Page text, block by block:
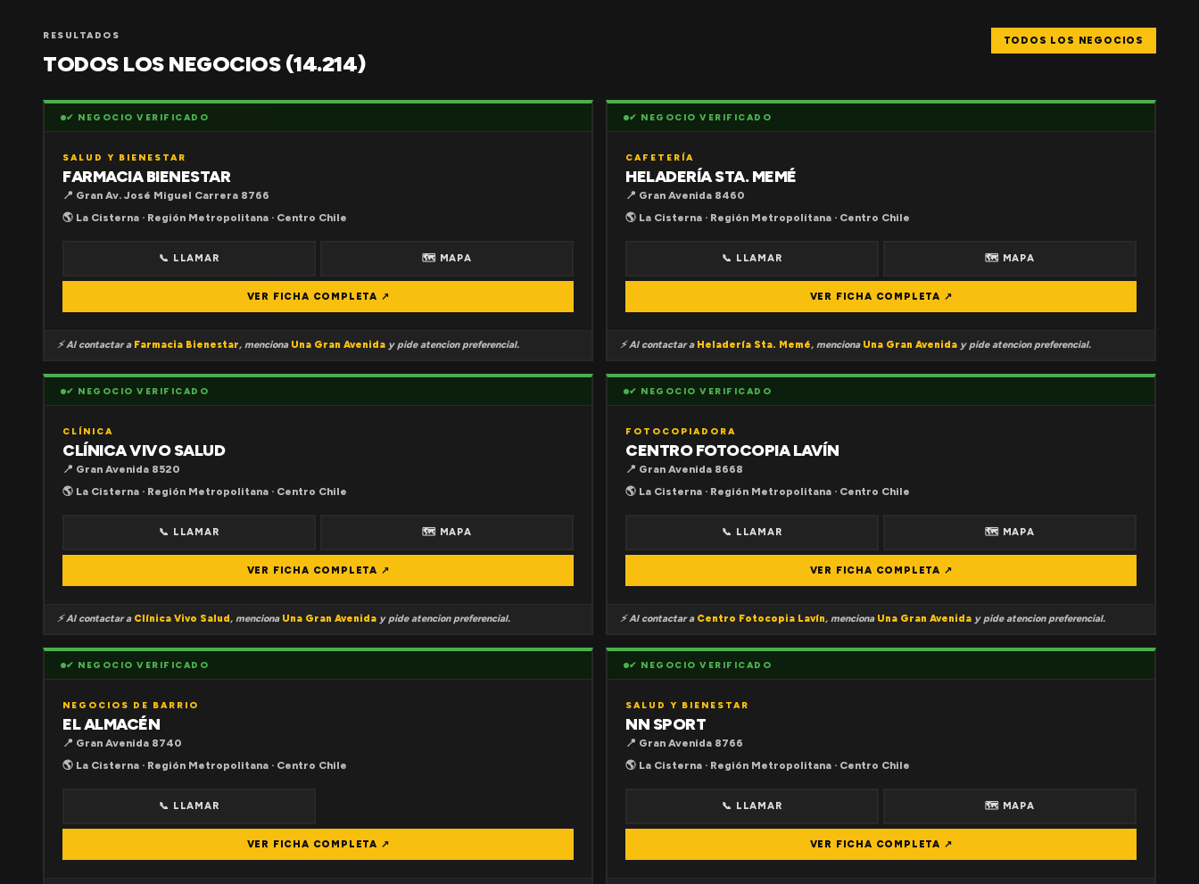
RESULTADOS
TODOS LOS NEGOCIOS (14.214)
TODOS LOS NEGOCIOS
✔ NEGOCIO VERIFICADO
SALUD Y BIENESTAR
FARMACIA BIENESTAR
📍 Gran Av. José Miguel Carrera 8766
🌎 La Cisterna · Región Metropolitana · Centro Chile
📞 LLAMAR 🗺 MAPA
VER FICHA COMPLETA ↗
⚡ Al contactar a Farmacia Bienestar, menciona Una Gran Avenida y pide atencion preferencial.
✔ NEGOCIO VERIFICADO
CAFETERÍA
HELADERÍA STA. MEMÉ
📍 Gran Avenida 8460
🌎 La Cisterna · Región Metropolitana · Centro Chile
📞 LLAMAR 🗺 MAPA
VER FICHA COMPLETA ↗
⚡ Al contactar a Heladería Sta. Memé, menciona Una Gran Avenida y pide atencion preferencial.
✔ NEGOCIO VERIFICADO
CLÍNICA
CLÍNICA VIVO SALUD
📍 Gran Avenida 8520
🌎 La Cisterna · Región Metropolitana · Centro Chile
📞 LLAMAR 🗺 MAPA
VER FICHA COMPLETA ↗
⚡ Al contactar a Clínica Vivo Salud, menciona Una Gran Avenida y pide atencion preferencial.
✔ NEGOCIO VERIFICADO
FOTOCOPIADORA
CENTRO FOTOCOPIA LAVÍN
📍 Gran Avenida 8668
🌎 La Cisterna · Región Metropolitana · Centro Chile
📞 LLAMAR 🗺 MAPA
VER FICHA COMPLETA ↗
⚡ Al contactar a Centro Fotocopia Lavín, menciona Una Gran Avenida y pide atencion preferencial.
✔ NEGOCIO VERIFICADO
NEGOCIOS DE BARRIO
EL ALMACÉN
📍 Gran Avenida 8740
🌎 La Cisterna · Región Metropolitana · Centro Chile
📞 LLAMAR
VER FICHA COMPLETA ↗
✔ NEGOCIO VERIFICADO
SALUD Y BIENESTAR
NN SPORT
📍 Gran Avenida 8766
🌎 La Cisterna · Región Metropolitana · Centro Chile
📞 LLAMAR 🗺 MAPA
VER FICHA COMPLETA ↗